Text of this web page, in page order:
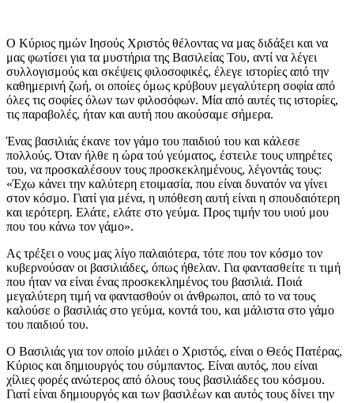
Ο Κύριος ημών Ιησούς Χριστός θέλοντας να μας διδάξει και να
μας φωτίσει για τα μυστήρια της Βασιλείας Του, αντί να λέγει
συλλογισμούς και σκέψεις φιλοσοφικές, έλεγε ιστορίες από την
καθημερινή ζωή, οι οποίες όμως κρύβουν μεγαλύτερη σοφία από
όλες τις σοφίες όλων των φιλοσόφων. Μία από αυτές τις ιστορίες,
τις παραβολές, ήταν και αυτή που ακούσαμε σήμερα.
Ένας βασιλιάς έκανε τον γάμο του παιδιού του και κάλεσε
πολλούς. Όταν ήλθε η ώρα τού γεύματος, έστειλε τους υπηρέτες
του, να προσκαλέσουν τους προσκεκλημένους, λέγοντάς τους:
«Έχω κάνει την καλύτερη ετοιμασία, που είναι δυνατόν να γίνει
στον κόσμο. Γιατί για μένα, η υπόθεση αυτή είναι η σπουδαιότερη
και ιερότερη. Ελάτε, ελάτε στο γεύμα. Προς τιμήν του υιού μου
που του κάνω τον γάμο».
Ας τρέξει ο νους μας λίγο παλαιότερα, τότε που τον κόσμο τον
κυβερνούσαν οι βασιλιάδες, όπως ήθελαν. Για φαντασθείτε τι τιμή
που ήταν να είναι ένας προσκεκλημένος του βασιλιά. Ποιά
μεγαλύτερη τιμή να φαντασθούν οι άνθρωποι, από το να τους
καλούσε ο βασιλιάς στο γεύμα, κοντά του, και μάλιστα στο γάμο
του παιδιού του.
Ο Βασιλιάς για τον οποίο μιλάει ο Χριστός, είναι ο Θεός Πατέρας,
Κύριος και δημιουργός του σύμπαντος. Είναι αυτός, που είναι
χίλιες φορές ανώτερος από όλους τους βασιλιάδες του κόσμου.
Γιατί είναι δημιουργός και των βασιλέων και αυτός τους δίνει την